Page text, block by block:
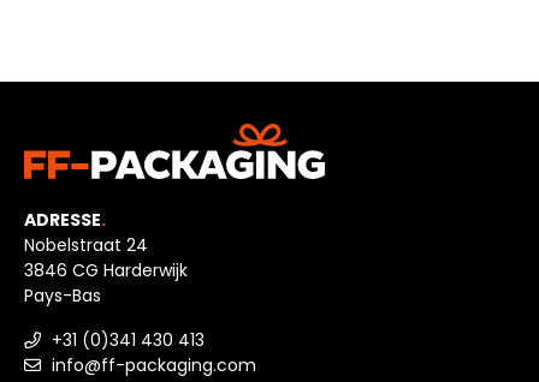
ADRESSE.
Nobelstraat 24
3846 CG Harderwijk
Pays-Bas
+31 (0)341 430 413
info@ff-packaging.com